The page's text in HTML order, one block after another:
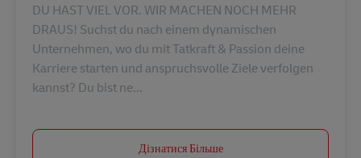
DU HAST VIEL VOR. WIR MACHEN NOCH MEHR
DRAUS! Suchst du nach einem dynamischen
Unternehmen, wo du mit Tatkraft & Passion deine
Karriere starten und anspruchsvolle Ziele verfolgen
kannst? Du bist ne...
Дізнатися Більше